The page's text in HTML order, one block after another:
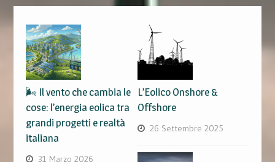
🌬️ Il vento che cambia le
cose: l’energia eolica tra
grandi progetti e realtà
italiana
31 Marzo 2026
L’Eolico Onshore &
Offshore
26 Settembre 2025